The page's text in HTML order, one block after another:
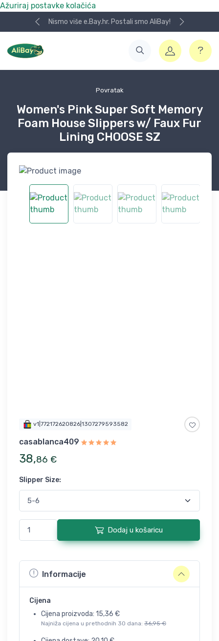
Ažuriraj postavke kolačića
Nismo više e.Bay.hr. Postali smo AliBay!
Povratak
Women's Pink Super Soft Memory
Foam House Slippers w/ Faux Fur
Lining CHOOSE SZ
v1|772172620826|1307279593582
casablanca409
38,86 €
Slipper Size:
Dodaj u košaricu
Informacije
Cijena
Cijena proizvoda: 15,36 €
Najniža cijena u prethodnih 30 dana: 36,95 €